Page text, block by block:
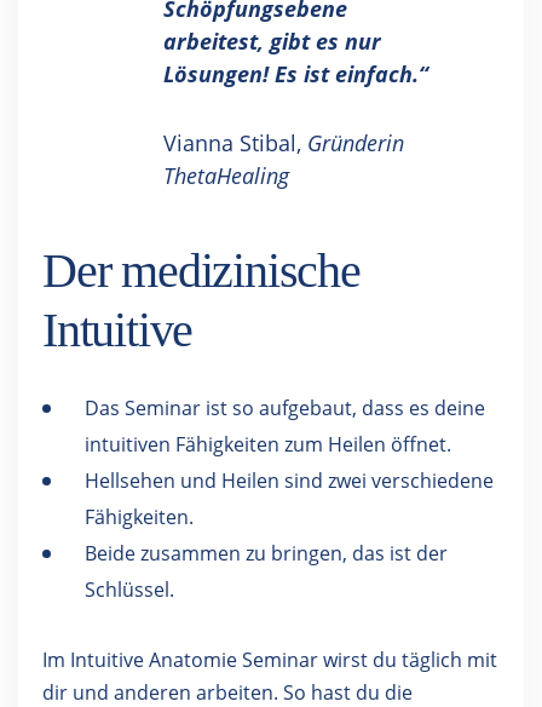
Schöpfungsebene
arbeitest, gibt es nur
Lösungen! Es ist einfach.“
Vianna Stibal, Gründerin
ThetaHealing
Der medizinische
Intuitive
Das Seminar ist so aufgebaut, dass es deine
intuitiven Fähigkeiten zum Heilen öffnet.
Hellsehen und Heilen sind zwei verschiedene
Fähigkeiten.
Beide zusammen zu bringen, das ist der
Schlüssel.
Im Intuitive Anatomie Seminar wirst du täglich mit
dir und anderen arbeiten. So hast du die